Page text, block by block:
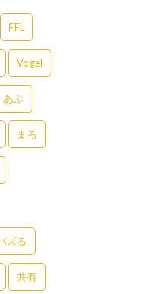
FFL
Vogel
あぶ
まろ
ズる
共有